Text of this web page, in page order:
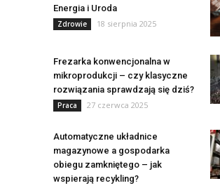
Energia i Uroda
Zdrowie 18 sierpnia 2025
Frezarka konwencjonalna w
mikroprodukcji – czy klasyczne
rozwiązania sprawdzają się dziś?
Praca 27 czerwca 2025
Automatyczne układnice
magazynowe a gospodarka
obiegu zamkniętego – jak
wspierają recykling?